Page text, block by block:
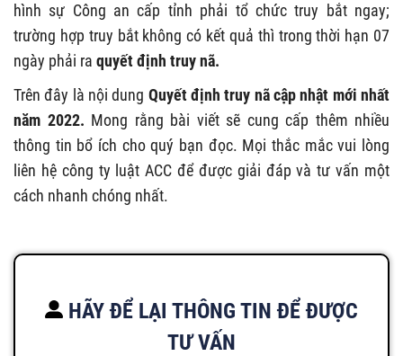
hình sự Công an cấp tỉnh phải tổ chức truy bắt ngay;
trường hợp truy bắt không có kết quả thì trong thời hạn 07
ngày phải ra quyết định truy nã.
Trên đây là nội dung Quyết định truy nã cập nhật mới nhất
năm 2022. Mong rằng bài viết sẽ cung cấp thêm nhiều
thông tin bổ ích cho quý bạn đọc. Mọi thắc mắc vui lòng
liên hệ công ty luật ACC để được giải đáp và tư vấn một
cách nhanh chóng nhất.
HÃY ĐỂ LẠI THÔNG TIN ĐỂ ĐƯỢC
TƯ VẤN